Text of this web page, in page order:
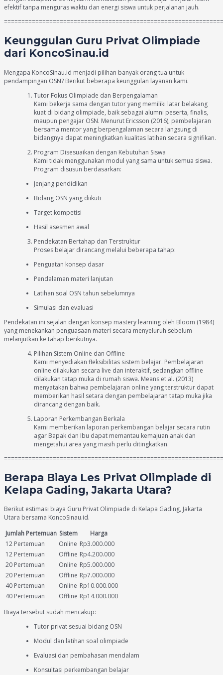
efektif tanpa menguras waktu dan energi siswa untuk perjalanan jauh.
Keunggulan Guru Privat Olimpiade
dari KoncoSinau.id
Mengapa KoncoSinau.id menjadi pilihan banyak orang tua untuk
pendampingan OSN? Berikut beberapa keunggulan layanan kami.
Tutor Fokus Olimpiade dan Berpengalaman
Kami bekerja sama dengan tutor yang memiliki latar belakang
kuat di bidang olimpiade, baik sebagai alumni peserta, finalis,
maupun pengajar OSN. Menurut Ericsson (2016), pembelajaran
bersama mentor yang berpengalaman secara langsung di
bidangnya dapat meningkatkan kualitas latihan secara signifikan.
Program Disesuaikan dengan Kebutuhan Siswa
Kami tidak menggunakan modul yang sama untuk semua siswa.
Program disusun berdasarkan:
Jenjang pendidikan
Bidang OSN yang diikuti
Target kompetisi
Hasil asesmen awal
Pendekatan Bertahap dan Terstruktur
Proses belajar dirancang melalui beberapa tahap:
Penguatan konsep dasar
Pendalaman materi lanjutan
Latihan soal OSN tahun sebelumnya
Simulasi dan evaluasi
Pendekatan ini sejalan dengan konsep mastery learning oleh Bloom (1984)
yang menekankan penguasaan materi secara menyeluruh sebelum
melanjutkan ke tahap berikutnya.
Pilihan Sistem Online dan Offline
Kami menyediakan fleksibilitas sistem belajar. Pembelajaran
online dilakukan secara live dan interaktif, sedangkan offline
dilakukan tatap muka di rumah siswa. Means et al. (2013)
menyatakan bahwa pembelajaran online yang terstruktur dapat
memberikan hasil setara dengan pembelajaran tatap muka jika
dirancang dengan baik.
Laporan Perkembangan Berkala
Kami memberikan laporan perkembangan belajar secara rutin
agar Bapak dan Ibu dapat memantau kemajuan anak dan
mengetahui area yang masih perlu ditingkatkan.
Berapa Biaya Les Privat Olimpiade di
Kelapa Gading, Jakarta Utara?
Berikut estimasi biaya Guru Privat Olimpiade di Kelapa Gading, Jakarta
Utara bersama KoncoSinau.id.
Jumlah Pertemuan Sistem
Harga
12 Pertemuan
Online Rp3.000.000
12 Pertemuan
Offline Rp4.200.000
20 Pertemuan
Online Rp5.000.000
20 Pertemuan
Offline Rp7.000.000
40 Pertemuan
Online Rp10.000.000
40 Pertemuan
Offline Rp14.000.000
Biaya tersebut sudah mencakup:
Tutor privat sesuai bidang OSN
Modul dan latihan soal olimpiade
Evaluasi dan pembahasan mendalam
Konsultasi perkembangan belajar